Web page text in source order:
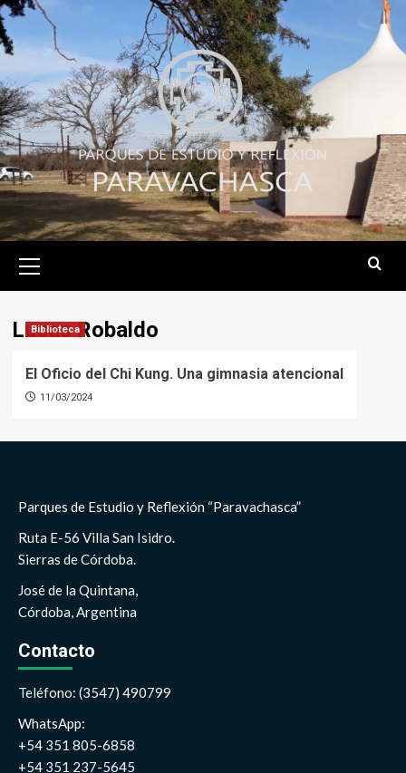
Skip
to
content
Menu
Lucas Robaldo
Biblioteca
El Oficio del Chi Kung. Una gimnasia atencional
11/03/2024
Parques de Estudio y Reflexión “Paravachasca”
Ruta E-56 Villa San Isidro.
Sierras de Córdoba.
José de la Quintana,
Córdoba, Argentina
Contacto
Teléfono: (3547) 490799
WhatsApp:
+54 351 805-6858
+54 351 237-5645